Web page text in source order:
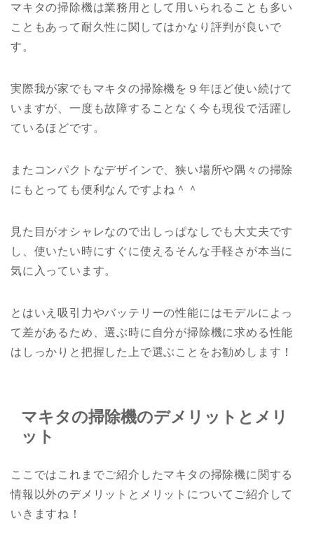
マキタの掃除機は業務用として用いられることも多い
こともあって耐久性に関してはかなり評判が良いで
す。
実際我が家でもマキタの掃除機を９年ほど使い続けて
いますが、一度も故障することなく今も現役で活躍し
ているほどです。
またコンパクトなデザインで、狭い場所や隅々の掃除
にもとっても便利なんですよね＾＾
見た目がオシャレなので出しっぱなしでも大丈夫です
し、使いたい時にすぐに使えるそんな手軽さが本当に
気に入っています。
とはいえ吸引力やバッテリーの性能にはモデルによっ
て差があるため、選ぶ時に自分が掃除機に求める性能
はしっかりと把握した上で選ぶことをお勧めします！
マキタの掃除機のデメリットとメリ
ット
ここではこれまでご紹介したマキタの掃除機に関する
情報以外のデメリットとメリットについてご紹介して
いきますね！